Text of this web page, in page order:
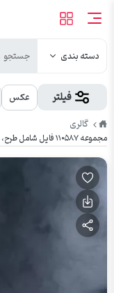
دسته بندی
فیلتر عکس
طرح
پیک
گالری
مجموعه ۱۱۰۵۸۷ فایل شامل طرح، عکس، وکتور و ابزار طراحی